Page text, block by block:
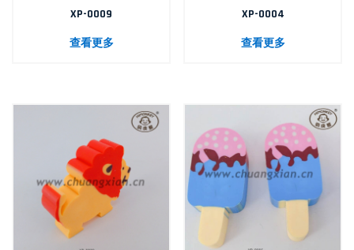
XP-0009
查看更多
XP-0004
查看更多